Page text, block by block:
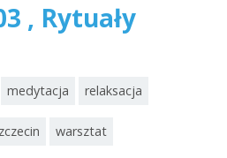
, Rytuały
medytacja relaksacja
warsztat